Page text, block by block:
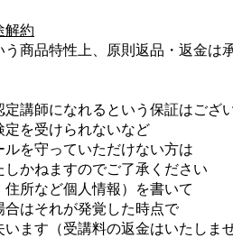
解約
商品特性上、原則返品・返金は
講師になれるという保証はござ
を受けられないなど
を守っていただけない方は
かねますのでご了承ください
所など個人情報）を書いて
はそれが発覚した時点で
ます（受講料の返金はいたしませ